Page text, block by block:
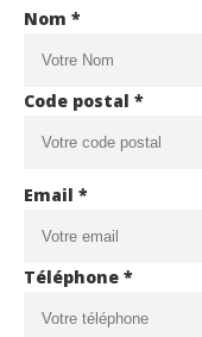
Nom *
Code postal *
Email *
Téléphone *